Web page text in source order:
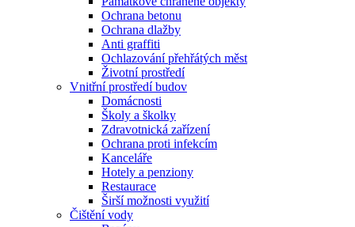
Ochrana betonu
Ochrana dlažby
Anti graffiti
Ochlazování přehřátých měst
Životní prostředí
Vnitřní prostředí budov
Domácnosti
Školy a školky
Zdravotnická zařízení
Ochrana proti infekcím
Kanceláře
Hotely a penziony
Restaurace
Širší možnosti využití
Čištění vody